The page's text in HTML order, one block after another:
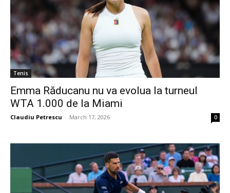
Tenis
Emma Răducanu nu va evolua la turneul
WTA 1.000 de la Miami
Claudiu Petrescu - March 17, 2026 0